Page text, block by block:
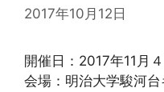
2017年10月12日
開催日：2017年11月４
会場：明治大学駿河